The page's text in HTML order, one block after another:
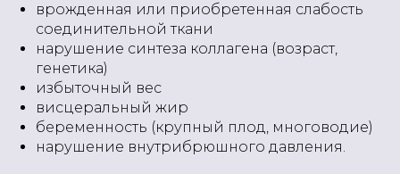
врожденная или приобретенная слабость
соединительной ткани
нарушение синтеза коллагена (возраст,
генетика)
избыточный вес
висцеральный жир
беременность (крупный плод, многоводие)
нарушение внутрибрюшного давления.